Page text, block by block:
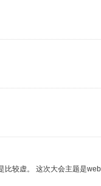
比较虚。 这次大会主题是web